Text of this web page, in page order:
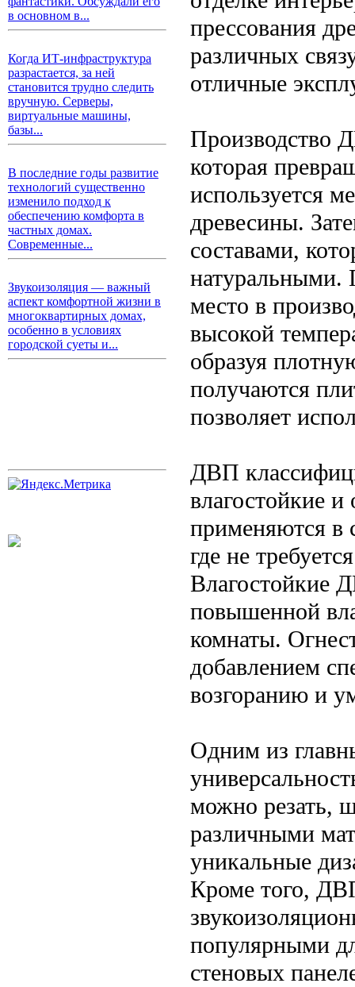
в основном в...
Когда ИТ-инфраструктура
разрастается, за ней
становится трудно следить
вручную. Серверы,
виртуальные машины,
базы...
В последние годы развитие
технологий существенно
изменило подход к
обеспечению комфорта в
частных домах.
Современные...
Звукоизоляция — важный
аспект комфортной жизни в
многоквартирных домах,
особенно в условиях
городской суеты и...
прессования
различных
отличные
Производство
которая
используется
древесины.
составами,
натуральными.
место в
высокой
образуя
получаются
позволяет
ДВП
влагостойкие
применяются в
где не
Влагостойкие
повышенной
комнаты.
добавлением
возгоранию и
Одним из
можно резать,
различными
уникальные
Кроме того,
популярными
стеновых